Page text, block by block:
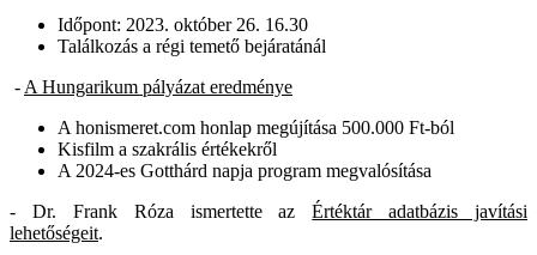
Időpont: 2023. október 26. 16.30
Találkozás a régi temető bejáratánál
- A Hungarikum pályázat eredménye
A honismeret.com honlap megújítása 500.000 Ft-ból
Kisfilm a szakrális értékekről
A 2024-es Gotthárd napja program megvalósítása
- Dr. Frank Róza ismertette azÉrtéktár adatbázis javítási
lehetőségeit.